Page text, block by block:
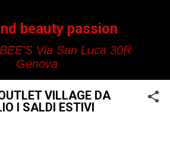
beauty passion
Via San Luca 30R
Genova
VILLAGE DA
I SALDI ESTIVI